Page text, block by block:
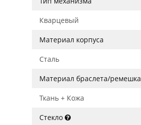
Кварцевый
Материал корпуса
Сталь
Материал браслета/ремешка
Ткань + Кожа
Стекло